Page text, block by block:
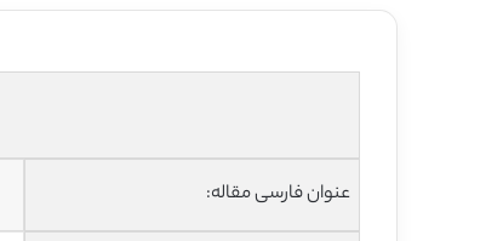
عنوان فارسی مقاله: